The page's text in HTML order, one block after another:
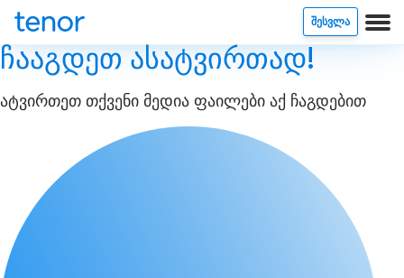
ᲨᲔᲡᲕᲚᲐ
ჩააგდეთ ასატვირთად!
ატვირთეთ თქვენი მედია ფაილები აქ ჩაგდებით